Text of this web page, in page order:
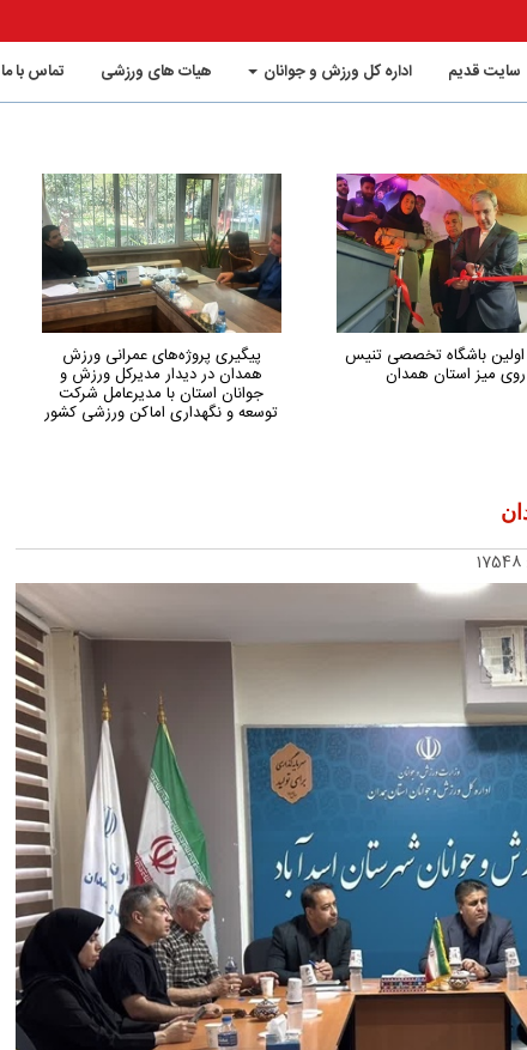
سایت قدیم
اداره کل ورزش و جوانان هیات های ورزشی تماس با ما
پروژه‌های عمرانی ورزش
در دیدار مدیرکل ورزش و
همدان از استان‌های کم‌شکایت و
کم‌حاشیه کشور در حوزه ورزش است